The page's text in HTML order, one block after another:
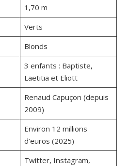
1,70 m
Verts
Blonds
3 enfants : Baptiste,
Laetitia et Eliott
Renaud Capuçon (depuis
2009)
Environ 12 millions
d’euros (2025)
Twitter, Instagram,